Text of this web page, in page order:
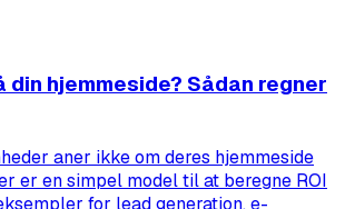
din hjemmeside? Sådan regner
aner ikke om deres hjemmeside
er en simpel model til at beregne ROI
for lead generation, e-